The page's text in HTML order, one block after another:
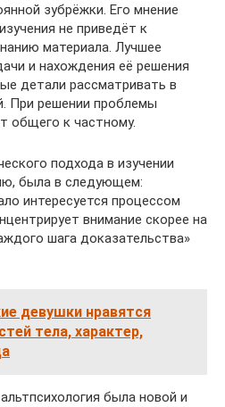
зубрёжки. Его мнение
не приведёт к
материала. Лучшее
и нахождения её решения
детали рассматривать в
При решении проблемы
общего к частному.
подхода в изучении
была в следующем:
интересуется процессом
внимание скорее на
шага доказательства»
девушки нравятся
тела, характер,
была новой и